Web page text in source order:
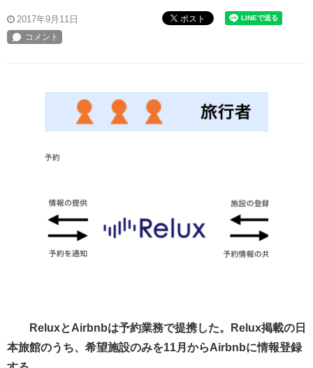
2017年9月11日 ポスト
ReluxとAirbnbは予約業務で提携した。Relux掲載の日
本旅館のうち、希望施設のみを11月からAirbnbに情報登録